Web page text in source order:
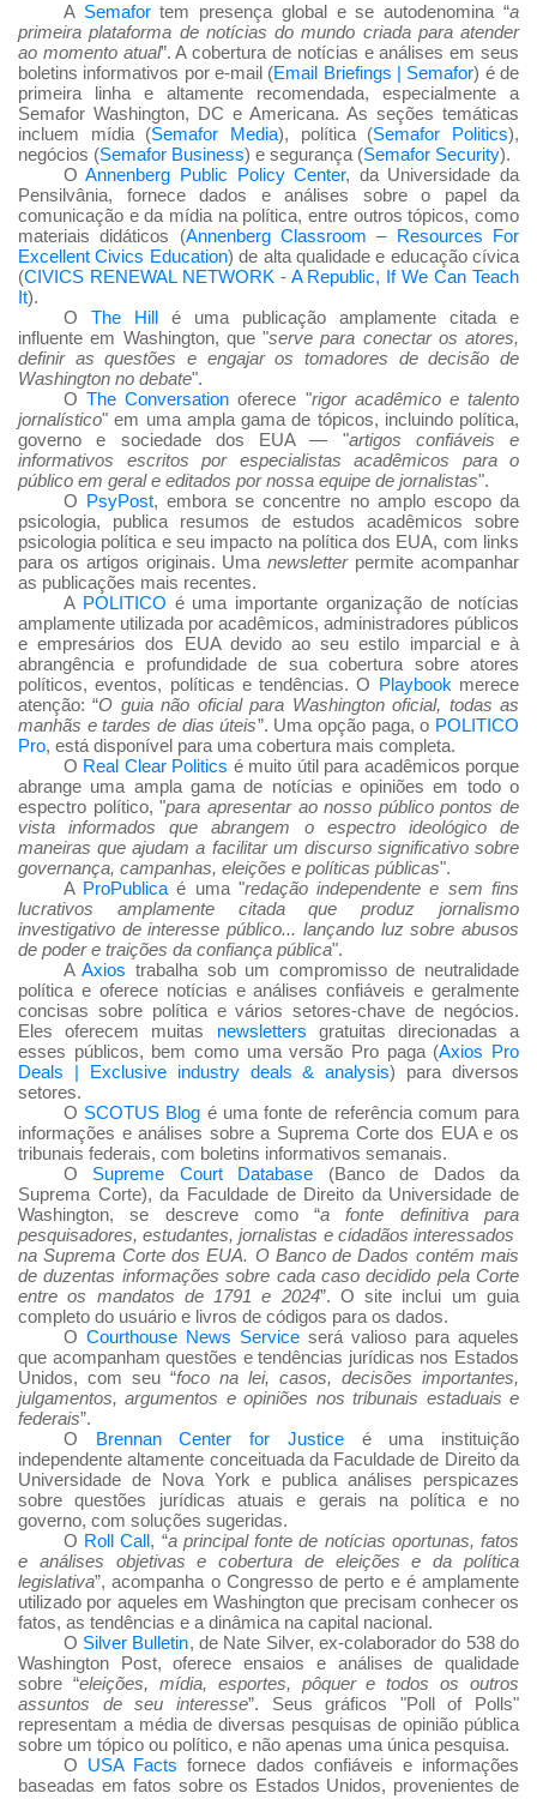
A Semafortem presença global e se autodenomina “a
primeira plataforma de notícias do mundo criada para atender
ao momento atual”. A cobertura de notícias e análises em seus
boletins informativos por e-mail (Email Briefings | Semafor) é de
primeira linha e altamente recomendada, especialmente a
Semafor Washington, DC e Americana. As seções temáticas
incluem mídia (Semafor Media), política (Semafor Politics),
negócios (Semafor Business) e segurança (Semafor Security).
OAnnenberg Public Policy Center, da Universidade da
Pensilvânia, fornece dados e análises sobre o papel da
comunicação e da mídia na política, entre outros tópicos, como
materiais didáticos (Annenberg Classroom – Resources For
Excellent Civics Education) de alta qualidade e educação cívica
(CIVICS RENEWAL NETWORK - A Republic, If We Can Teach
It).
O The Hillé uma publicação amplamente citada e
influente em Washington, que "serve para conectar os atores,
definir as questões e engajar os tomadores de decisão de
Washington no debate".
O The Conversation oferece "rigor acadêmico e talento
jornalístico" em uma ampla gama de tópicos, incluindo política,
governo e sociedade dos EUA — "artigos confiáveis e
informativos escritos por especialistas acadêmicos para o
público em geral e editados por nossa equipe de jornalistas".
O PsyPost, embora se concentre no amplo escopo da
psicologia, publica resumos de estudos acadêmicos sobre
psicologia política e seu impacto na política dos EUA, com links
para os artigos originais. Umanewsletterpermite acompanhar
as publicações mais recentes.
A POLITICO é uma importante organização de notícias
amplamente utilizada por acadêmicos, administradores públicos
e empresários dos EUA devido ao seu estilo imparcial e à
abrangência e profundidade de sua cobertura sobre atores
políticos, eventos, políticas e tendências. O Playbook merece
atenção: “O guia não oficial para Washington oficial, todas as
manhãs e tardes de dias úteis”. Uma opção paga, o POLITICO
Pro, está disponível para uma cobertura mais completa.
O Real Clear Politics é muito útil para acadêmicos porque
abrange uma ampla gama de notícias e opiniões em todo o
espectro político, "para apresentar ao nosso público pontos de
vista informados que abrangem o espectro ideológico de
maneiras que ajudam a facilitar um discurso significativo sobre
governança, campanhas, eleições e políticas públicas".
A ProPublica é uma "redação independente e sem fins
lucrativos amplamente citada que produz jornalismo
investigativo de interesse público... lançando luz sobre abusos
de poder e traições da confiança pública".
AAxios trabalha sob um compromisso de neutralidade
política e oferece notícias e análises confiáveise geralmente
concisas sobre política e vários setores-chave de negócios.
Eles oferecem muitas newsletters gratuitas direcionadas a
esses públicos, bem como uma versão Pro paga (Axios Pro
Deals | Exclusive industry deals & analysis) para diversos
setores.
O SCOTUS Blog é uma fonte de referência comum para
informações e análises sobre a Suprema Corte dos EUA e os
tribunais federais, com boletins informativos semanais.
O Supreme Court Database (Banco de Dados da
Suprema Corte), da Faculdade de Direito da Universidade de
Washington, se descreve como “a fonte definitiva para
pesquisadores, estudantes, jornalistas e cidadãos interessados
na Suprema Corte dos EUA. O Banco de Dados contém mais
de duzentas informações sobre cada caso decidido pela Corte
entre os mandatos de 1791 e 2024”. O site inclui um guia
completo do usuário e livros de códigos para os dados.
O Courthouse News Serviceserá valioso para aqueles
que acompanham questões e tendências jurídicas nos Estados
Unidos, com seu “foco na lei, casos, decisões importantes,
julgamentos, argumentos e opiniões nos tribunais estaduais e
federais”.
O Brennan Center for Justiceé uma instituição
independente altamente conceituada da Faculdade de Direito da
Universidade de Nova York e publica análises perspicazes
sobre questões jurídicas atuais e gerais na política e no
governo, com soluções sugeridas.
O Roll Call, “a principal fonte de notícias oportunas, fatos
e análises objetivas e cobertura de eleições e da política
legislativa”, acompanha o Congresso de perto e é amplamente
utilizado por aqueles em Washington que precisam conhecer os
fatos, as tendências e a dinâmica na capital nacional.
O Silver Bulletin, de Nate Silver, ex-colaborador do 538 do
Washington Post, oferece ensaios e análises de qualidade
sobre “eleições, mídia, esportes, pôquer e todos os outros
assuntos de seu interesse”. Seus gráficos "Poll of Polls"
representam a média de diversas pesquisas de opinião pública
sobre um tópico ou político, e não apenas uma única pesquisa.
O USA Facts fornece dados confiáveis e informações
baseadas em fatos sobre os Estados Unidos, provenientes de